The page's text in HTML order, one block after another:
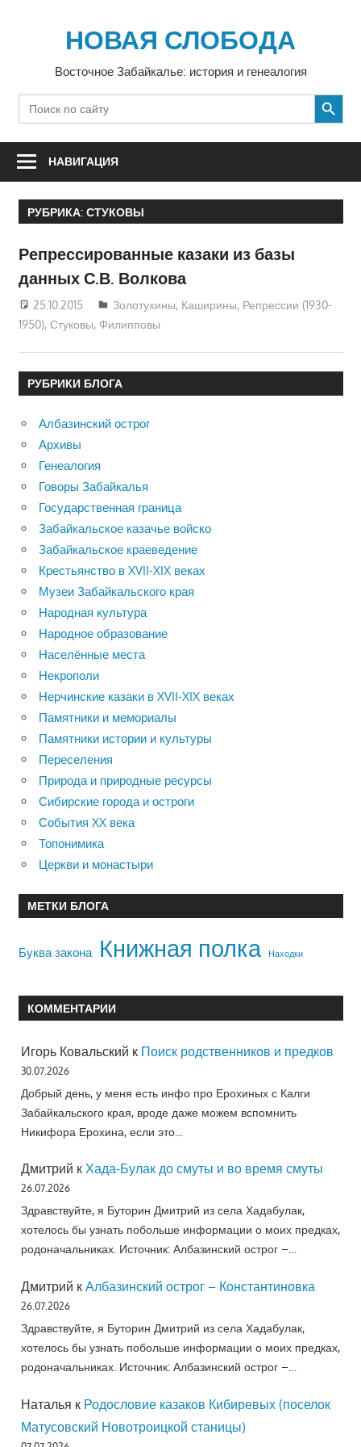
содержимомуНОВАЯ СЛОБОДА
Восточное Забайкалье: история и генеалогия
Search
for:
SEARCH BUTTON
НАВИГАЦИЯ
РУБРИКА: СТУКОВЫ
Репрессированные казаки из базы
данных С.В. Волкова
25.10.2015 Алексей Каширин
Золотухины, Каширины, Репрессии (1930-
1950), Стуковы, Филипповы
РУБРИКИ БЛОГА
Албазинский острог
Архивы
Генеалогия
Говоры Забайкалья
Государственная граница
Забайкальское казачье войско
Забайкальское краеведение
Крестьянство в XVII-XIX веках
Музеи Забайкальского края
Народная культура
Народное образование
Населённые места
Некрополи
Нерчинские казаки в XVII-XIX веках
Памятники и мемориалы
Памятники истории и культуры
Переселения
Природа и природные ресурсы
Сибирские города и остроги
События XX века
Топонимика
Церкви и монастыри
МЕТКИ БЛОГА
Буква закона Книжная полка Находки
КОММЕНТАРИИ
Игорь Ковальский к Поиск родственников и предков
30.07.2026
Добрый день, у меня есть инфо про Ерохиных с Калги
Забайкальского края, вроде даже можем вспомнить
Никифора Ерохина, если это…
Дмитрий к Хада-Булак до смуты и во время смуты
26.07.2026
Здравствуйте, я Буторин Дмитрий из села Хадабулак,
хотелось бы узнать побольше информации о моих предках,
родоначальниках. Источник: Албазинский острог –…
Дмитрий к Албазинский острог – Константиновка
26.07.2026
Здравствуйте, я Буторин Дмитрий из села Хадабулак,
хотелось бы узнать побольше информации о моих предках,
родоначальниках. Источник: Албазинский острог –…
Наталья к Родословие казаков Кибиревых (поселок
Матусовский Новотроицкой станицы)